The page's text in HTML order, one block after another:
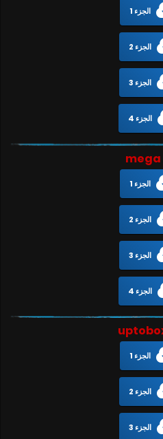
الجزء 1
الجزء 2
الجزء 3
الجزء 4
الجزء 1
الجزء 2
الجزء 3
الجزء 4
الجزء 1
الجزء 2
الجزء 3